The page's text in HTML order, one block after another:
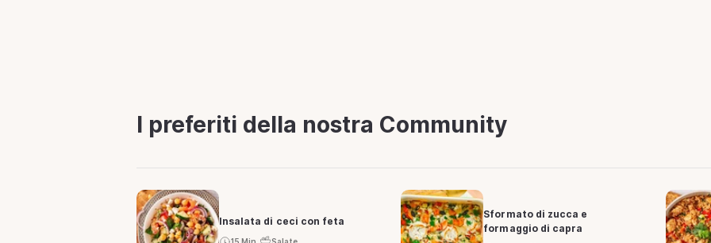
I preferiti della nostra Community
Insalata di ceci con feta
Sformato di zucca e
formaggio di capra